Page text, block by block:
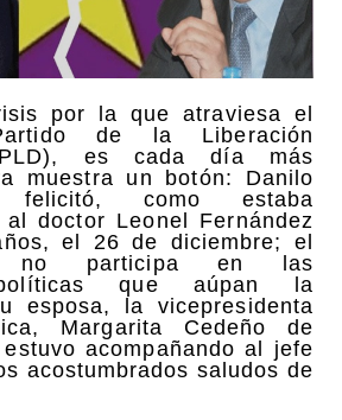
por la que atraviesa el
de la Liberación
es cada día más
muestra un botón: Danilo
como estaba
al doctor Leonel Fernández
el 26 de diciembre; el
no participa en las
que aúpan la
esposa, la vicepresidenta
Margarita Cedeño de
acompañando al jefe
acostumbrados saludos de